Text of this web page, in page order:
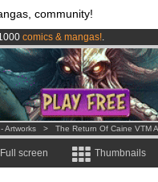
community!
comics & mangas!.
eurosper month !Get membership
!.
Artworks > The Return Of Caine VTM
Full screen Thumbnails